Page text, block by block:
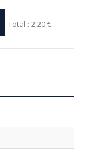
Total :2,20 €